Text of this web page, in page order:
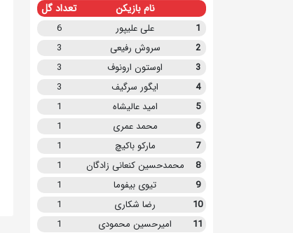
نام بازیکن تعداد گل
1 علی علیپور
6
2
سروش رفیعی
3
3
اوستون ارونوف
3
4
ایگور سرگیف
3
5
امید عالیشاه
1
6
محمد عمری
1
7
مارکو باکیچ
1
8
محمدحسین کنعانی زادگان
1
9
تیوی بیفوما
1
10
رضا شکاری
1
11
امیرحسین محمودی 1